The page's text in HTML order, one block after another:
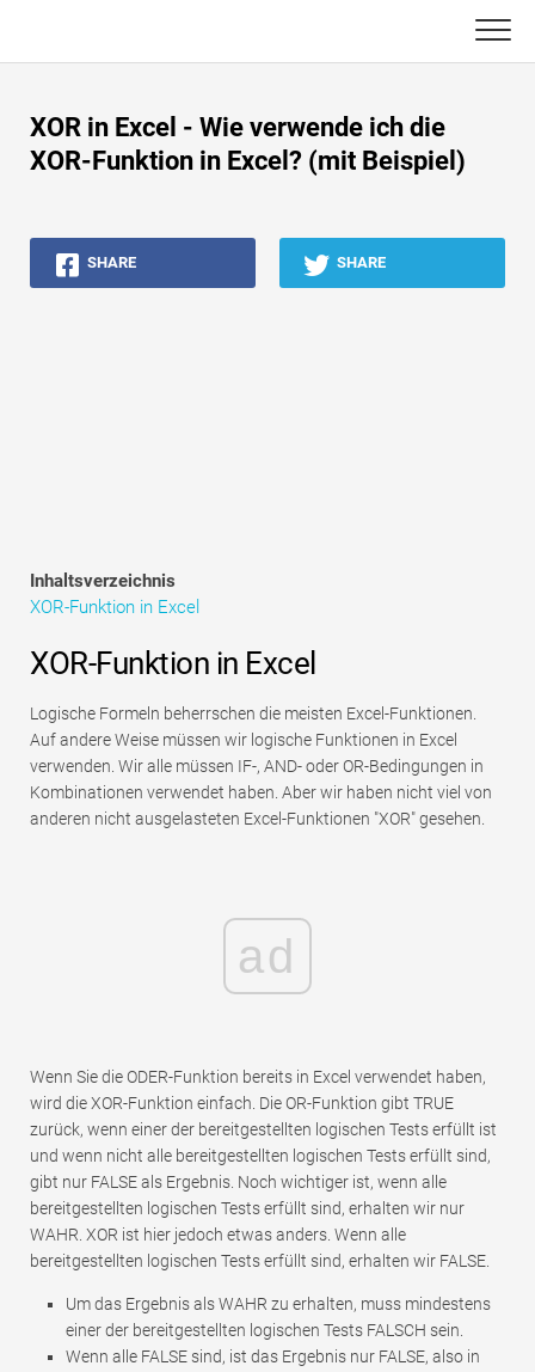
content
Buchhaltungs-Tutorials
Excel, VBA & Power BI
Vollständige Form
Risikomanagement-Tutorials
XOR in Excel - Wie verwende ich die
XOR-Funktion in Excel? (mit Beispiel)
SHARE SHARE
Inhaltsverzeichnis
XOR-Funktion in Excel
XOR-Funktion in Excel
Logische Formeln beherrschen die meisten Excel-Funktionen.
Auf andere Weise müssen wir logische Funktionen in Excel
verwenden. Wir alle müssen IF-, AND- oder OR-Bedingungen in
Kombinationen verwendet haben. Aber wir haben nicht viel von
anderen nicht ausgelasteten Excel-Funktionen "XOR" gesehen.
ad
Wenn Sie die ODER-Funktion bereits in Excel verwendet haben,
wird die XOR-Funktion einfach. Die OR-Funktion gibt TRUE
zurück, wenn einer der bereitgestellten logischen Tests erfüllt ist
und wenn nicht alle bereitgestellten logischen Tests erfüllt sind,
gibt nur FALSE als Ergebnis. Noch wichtiger ist, wenn alle
bereitgestellten logischen Tests erfüllt sind, erhalten wir nur
WAHR. XOR ist hier jedoch etwas anders. Wenn alle
bereitgestellten logischen Tests erfüllt sind, erhalten wir FALSE.
Um das Ergebnis als WAHR zu erhalten, muss mindestens
einer der bereitgestellten logischen Tests FALSCH sein.
Wenn alle FALSE sind, ist das Ergebnis nur FALSE, also in